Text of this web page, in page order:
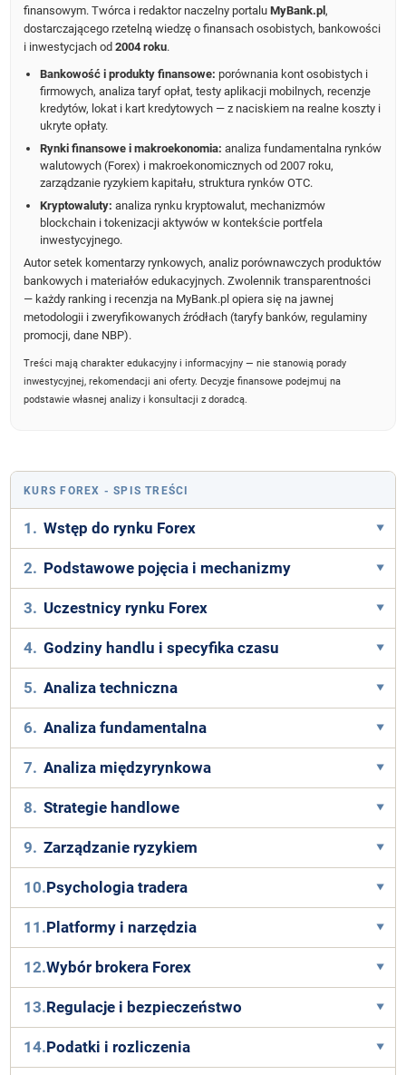
finansowym. Twórca i redaktor naczelny portaluMyBank.pl,
dostarczającego rzetelną wiedzę o finansach osobistych, bankowości
i inwestycjach od2004 roku.
Bankowość i produkty finansowe: porównania kont osobistych i
firmowych, analiza taryf opłat, testy aplikacji mobilnych, recenzje
kredytów, lokat i kart kredytowych — z naciskiem na realne koszty i
ukryte opłaty.
Rynki finansowe i makroekonomia: analiza fundamentalna rynków
walutowych (Forex) i makroekonomicznych od 2007 roku,
zarządzanie ryzykiem kapitału, struktura rynków OTC.
Kryptowaluty: analiza rynku kryptowalut, mechanizmów
blockchain i tokenizacji aktywów w kontekście portfela
inwestycyjnego.
Autor setek komentarzy rynkowych, analiz porównawczych produktów
bankowych i materiałów edukacyjnych. Zwolennik transparentności
— każdy ranking i recenzja na MyBank.pl opiera się na jawnej
metodologii i zweryfikowanych źródłach (taryfy banków, regulaminy
promocji, dane NBP).
Treści mają charakter edukacyjny i informacyjny — nie stanowią porady
inwestycyjnej, rekomendacji ani oferty. Decyzje finansowe podejmuj na
podstawie własnej analizy i konsultacji z doradcą.
KURS FOREX - SPIS TREŚCI
1. Wstęp do rynku Forex
2. Podstawowe pojęcia i mechanizmy
3. Uczestnicy rynku Forex
4. Godziny handlu i specyfika czasu
5. Analiza techniczna
6. Analiza fundamentalna
7. Analiza międzyrynkowa
8. Strategie handlowe
9. Zarządzanie ryzykiem
10.Psychologia tradera
11.Platformy i narzędzia
12.Wybór brokera Forex
13.Regulacje i bezpieczeństwo
14.Podatki i rozliczenia